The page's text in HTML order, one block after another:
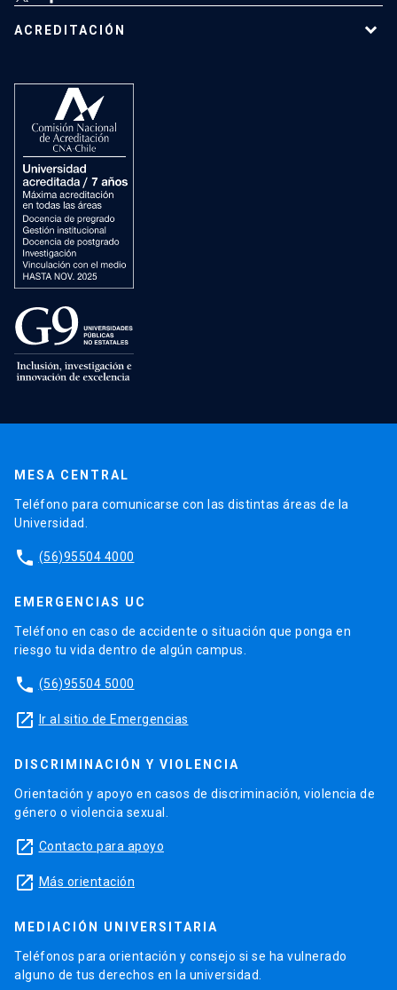
ACREDITACIÓN
MESA CENTRAL
Teléfono para comunicarse con las distintas áreas de la
Universidad.
phone (56)95504 4000
EMERGENCIAS UC
Teléfono en caso de accidente o situación que ponga en
riesgo tu vida dentro de algún campus.
phone (56)95504 5000
launch Ir al sitio de Emergencias
DISCRIMINACIÓN Y VIOLENCIA
Orientación y apoyo en casos de discriminación, violencia de
género o violencia sexual.
launch Contacto para apoyo
launch Más orientación
MEDIACIÓN UNIVERSITARIA
Teléfonos para orientación y consejo si se ha vulnerado
alguno de tus derechos en la universidad.